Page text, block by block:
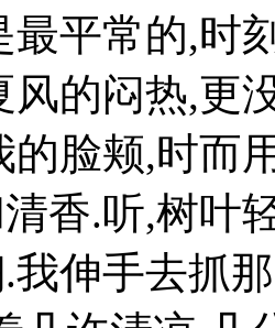
常的,时刻
风的闷热,更
的脸颊,时而
香.听,树叶
我伸手去抓